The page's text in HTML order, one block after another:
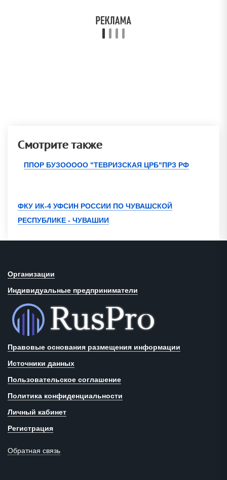
Смотрите также
ППОР БУЗООООО "ТЕВРИЗСКАЯ ЦРБ"ПРЗ РФ
ФКУ ИК-4 УФСИН РОССИИ ПО ЧУВАШСКОЙ
РЕСПУБЛИКЕ - ЧУВАШИИ
Организации
Индивидуальные предприниматели
Правовые основания размещения информации
Источники данных
Пользовательское соглашение
Политика конфиденциальности
Личный кабинет
Регистрация
Обратная связь